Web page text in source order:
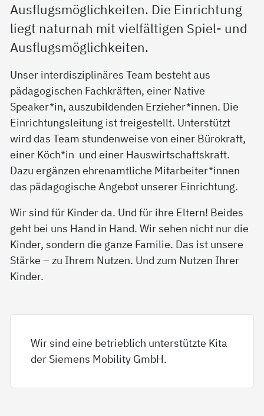
Ausflugsmöglichkeiten. Die Einrichtung
liegt naturnah mit vielfältigen Spiel- und
Ausflugsmöglichkeiten.
Unser interdisziplinäres Team besteht aus
pädagogischen Fachkräften, einer Native
Speaker*in, auszubildenden Erzieher*innen. Die
Einrichtungsleitung ist freigestellt. Unterstützt
wird das Team stundenweise von einer Bürokraft,
einer Köch*in und einer Hauswirtschaftskraft.
Dazu ergänzen ehrenamtliche Mitarbeiter*innen
das pädagogische Angebot unserer Einrichtung.
Wir sind für Kinder da. Und für ihre Eltern! Beides
geht bei uns Hand in Hand. Wir sehen nicht nur die
Kinder, sondern die ganze Familie. Das ist unsere
Stärke – zu Ihrem Nutzen. Und zum Nutzen Ihrer
Kinder.
Wir sind eine betrieblich unterstützte Kita
der Siemens Mobility GmbH.